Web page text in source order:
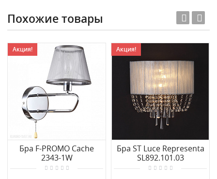
Похожие товары
Акция!
Бра F-PROMO Cache
2343-1W
Акция!
Бра ST Luce Representa
SL892.101.03